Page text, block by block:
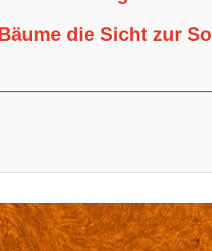
die Sicht zur